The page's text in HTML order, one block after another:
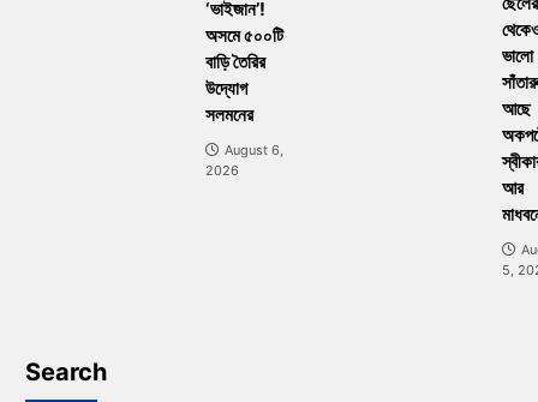
‘ভাইজান’!
অসমে ৫০০টি
বাড়ি তৈরির
উদ্যোগ
সলমনের
August 6,
2026
ভালো
সাঁতারু
আছে
আর
5,
Search